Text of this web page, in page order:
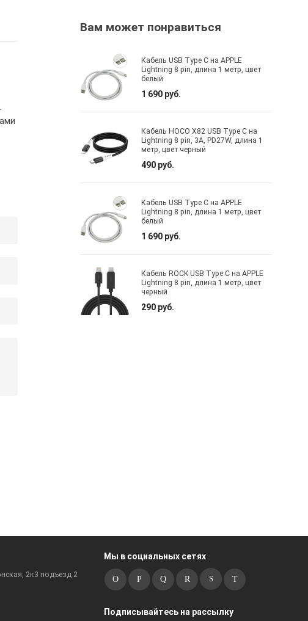
Вам может понравиться
Кабель USB Type C на APPLE
Lightning 8 pin, длина 1 метр, цвет
белый
1 690 руб.
Кабель HOCO X82 USB Type C на
Lightning 8 pin, 3A, PD27W, длина 1
метр, цвет черный
490 руб.
Кабель USB Type C на APPLE
Lightning 8 pin, длина 1 метр, цвет
белый
1 690 руб.
Кабель ROCK USB Type C на APPLE
Lightning 8 pin, длина 1 метр, цвет
черный
290 руб.
2к3 подъезд 2
Мы в социальных сетях
Подписывайтесь на рассылку